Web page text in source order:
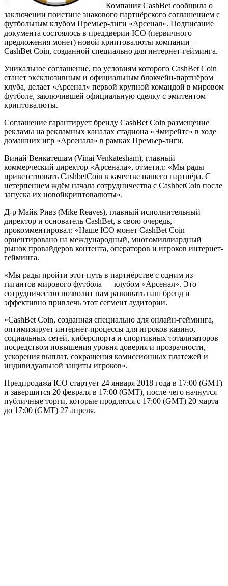
Компания CashBet сообщила о
заключении поистине знакового партнёрского соглашением с
футбольным клубом Премьер-лиги «Арсенал». Подписание
документа состоялось в преддверии ICO (первичного
предложения монет) новой криптовалюты компании –
CashBet Coin, созданной специально для интернет-гейминга.
Уникальное соглашение, по условиям которого CashBet Coin
станет эксклюзивным и официальным блокчейн-партнёром
клуба, делает «Арсенал» первой крупной командой в мировом
футболе, заключившей официальную сделку с эмитентом
криптовалюты.
Соглашение гарантирует бренду CashBet Coin размещение
рекламы на рекламных каналах стадиона «Эмирейтс» в ходе
домашних игр «Арсенала» в рамках Премьер-лиги.
Винай Венкатешам (Vinai Venkatesham), главный
коммерческий директор «Арсенала», отметил: «Мы рады
приветствовать CashbetCoin в качестве нашего партнёра. С
нетерпением ждём начала сотрудничества с CashbetCoin после
запуска их новойкриптовалюты».
Д-р Майк Ривз (Mike Reaves), главный исполнительный
директор и основатель CashBet, в свою очередь,
прокомментировал: «Наше ICO монет CashBet Coin
ориентировано на международный, многомиллиардный
рынок провайдеров контента, операторов и игроков интернет-
гейминга.
«Мы рады пройти этот путь в партнёрстве с одним из
гигантов мирового футбола — клубом «Арсенал». Это
сотрудничество позволит нам развивать наш бренд и
эффективно привлечь этот сегмент аудитории.
«CashBet Coin, созданная специально для онлайн-гейминга,
оптимизирует интернет-процессы для игроков казино,
социальных сетей, киберспорта и спортивных тотализаторов
посредством повышения уровня доверия и прозрачности,
ускорения выплат, сокращения комиссионных платежей и
индивидуальной защиты игроков».
Предпродажа ICO стартует 24 января 2018 года в 17:00 (GMT)
и завершится 20 февраля в 17:00 (GMT), после чего начнутся
публичные торги, которые продлятся с 17:00 (GMT) 20 марта
до 17:00 (GMT) 27 апреля.